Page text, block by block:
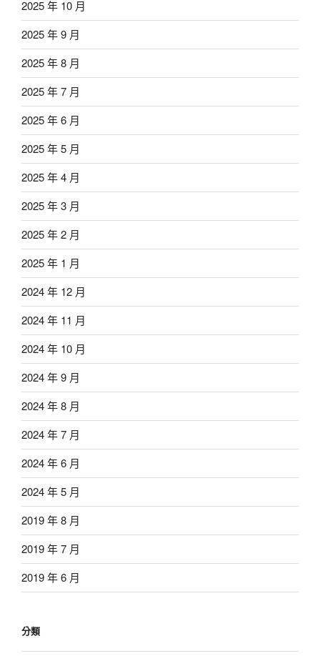
2025 年 10 月
2025 年 9 月
2025 年 8 月
2025 年 7 月
2025 年 6 月
2025 年 5 月
2025 年 4 月
2025 年 3 月
2025 年 2 月
2025 年 1 月
2024 年 12 月
2024 年 11 月
2024 年 10 月
2024 年 9 月
2024 年 8 月
2024 年 7 月
2024 年 6 月
2024 年 5 月
2019 年 8 月
2019 年 7 月
2019 年 6 月
分類